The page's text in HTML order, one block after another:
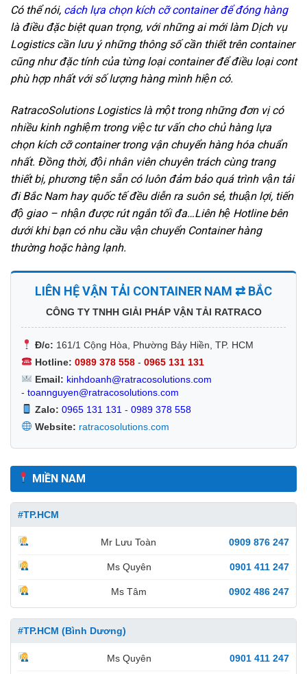
Có thể nói, cách lựa chọn kích cỡ container để đóng hàng
là điều đặc biệt quan trọng, với những ai mới làm Dịch vụ
Logistics cần lưu ý những thông số cần thiết trên container
cũng như đặc tính của từng loại container để điều loại cont
phù hợp nhất với số lượng hàng mình hiện có.
RatracoSolutions Logistics là một trong những đơn vị có
nhiều kinh nghiệm trong việc tư vấn cho chủ hàng lựa
chọn kích cỡ container trong vận chuyển hàng hóa chuẩn
nhất. Đồng thời, đội nhân viên chuyên trách cùng trang
thiết bị, phương tiện sẵn có luôn đảm bảo quá trình vận tải
đi Bắc Nam hay quốc tế đều diễn ra suôn sẻ, thuận lợi, tiến
độ giao – nhận được rút ngắn tối đa…Liên hệ Hotline bên
dưới khi bạn có nhu cầu vận chuyển Container hàng
thường hoặc hàng lạnh.
LIÊN HỆ VẬN TẢI CONTAINER NAM ⇄ BẮC
CÔNG TY TNHH GIẢI PHÁP VẬN TẢI RATRACO
Đ/c: 161/1 Cộng Hòa, Phường Bảy Hiền, TP. HCM
Hotline: 0989 378 558- 0965 131 131
Email: kinhdoanh@ratracosolutions.com
- toannguyen@ratracosolutions.com
Zalo: 0965 131 131 - 0989 378 558
Website: ratracosolutions.com
MIỀN NAM
#TP.HCM
Mr Lưu Toàn 0909 876 247
Ms Quyên 0901 411 247
Ms Tâm 0902 486 247
#TP.HCM (Bình Dương)
Ms Quyên 0901 411 247